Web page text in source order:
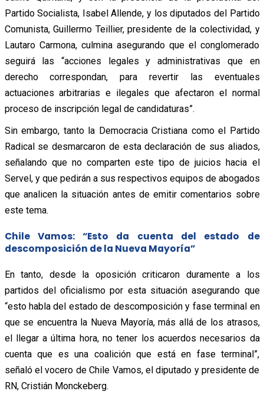
Partido Socialista, Isabel Allende, y los diputados del Partido
Comunista, Guillermo Teillier, presidente de la colectividad, y
Lautaro Carmona, culmina asegurando que el conglomerado
seguirá las “acciones legales y administrativas que en
derecho correspondan, para revertir las eventuales
actuaciones arbitrarias e ilegales que afectaron el normal
proceso de inscripción legal de candidaturas”.
Sin embargo, tanto la Democracia Cristiana como el Partido
Radical se desmarcaron de esta declaración de sus aliados,
señalando que no comparten este tipo de juicios hacia el
Servel, y que pedirán a sus respectivos equipos de abogados
que analicen la situación antes de emitir comentarios sobre
este tema.
Chile Vamos: “Esto da cuenta del estado de
descomposición de la Nueva Mayoría”
En tanto, desde la oposición criticaron duramente a los
partidos del oficialismo por esta situación asegurando que
“esto habla del estado de descomposición y fase terminal en
que se encuentra la Nueva Mayoría, más allá de los atrasos,
el llegar a última hora, no tener los acuerdos necesarios da
cuenta que es una coalición que está en fase terminal”,
señaló el vocero de Chile Vamos, el diputado y presidente de
RN, Cristián Monckeberg.